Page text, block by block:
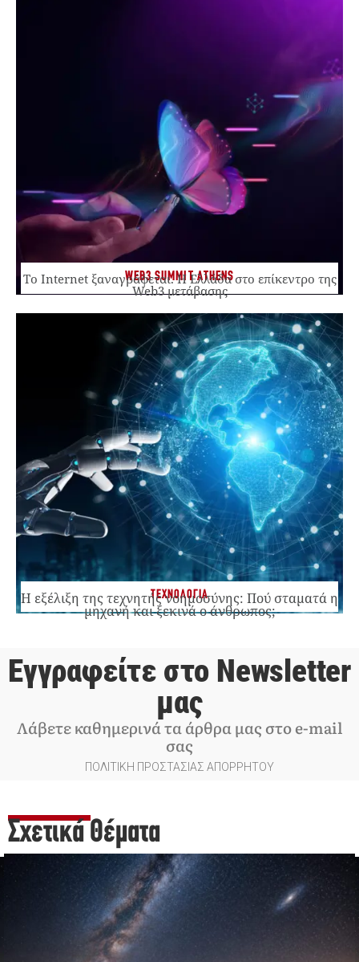
WEB3 SUMMIT ATHENS
Το Internet ξαναγράφεται. Η Ελλάδα στο επίκεντρο της
Web3 μετάβασης
ΤΕΧΝΟΛΟΓΙΑ
Η εξέλιξη της τεχνητής νοημοσύνης: Πού σταματά η
μηχανή και ξεκινά ο άνθρωπος;
Εγγραφείτε στο Newsletter
μας
Λάβετε καθημερινά τα άρθρα μας στο e-mail
σας
ΠΟΛΙΤΙΚΗ ΠΡΟΣΤΑΣΙΑΣ ΑΠΟΡΡΗΤΟΥ
Σχετικά Θέματα